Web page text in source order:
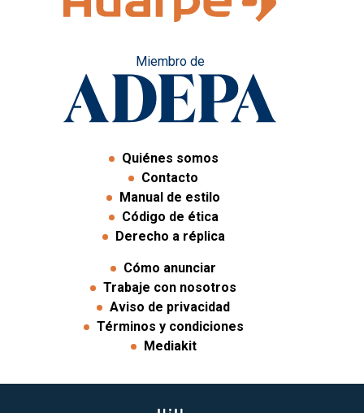
Miembro de
Quiénes somos
Contacto
Manual de estilo
Código de ética
Derecho a réplica
Cómo anunciar
Trabaje con nosotros
Aviso de privacidad
Términos y condiciones
Mediakit